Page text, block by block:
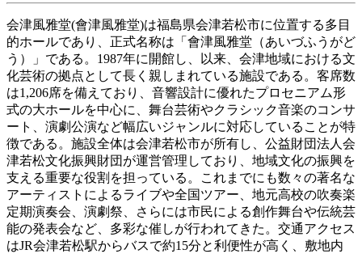
会津風雅堂(會津風雅堂)は福島県会津若松市に位置する多目
的ホールであり、正式名称は「會津風雅堂（あいづふうがど
う）」である。1987年に開館し、以来、会津地域における文
化芸術の拠点として長く親しまれている施設である。客席数
は1,206席を備えており、音響設計に優れたプロセニアム形
式の大ホールを中心に、舞台芸術やクラシック音楽のコンサ
ート、演劇公演など幅広いジャンルに対応していることが特
徴である。施設全体は会津若松市が所有し、公益財団法人会
津若松文化振興財団が運営管理しており、地域文化の振興を
支える重要な役割を担っている。これまでにも数々の著名な
アーティストによるライブや全国ツアー、地元高校の吹奏楽
定期演奏会、演劇祭、さらには市民による創作舞台や伝統芸
能の発表会など、多彩な催しが行われてきた。交通アクセス
はJR会津若松駅からバスで約15分と利便性が高く、敷地内